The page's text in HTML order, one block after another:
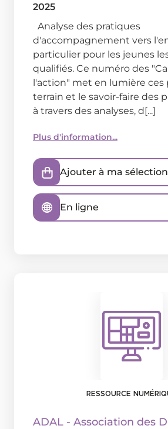
2025
Analyse des pratiques
d'accompagnement vers
particulier pour les jeunes
qualifiés. Ce numéro des
l'action" met en lumière ces
terrain et le savoir-faire des
à travers des analyses, d[...]
Plus d'information...
Ajouter à ma sélection
En ligne
RESSOURCE
ADAL - Association des